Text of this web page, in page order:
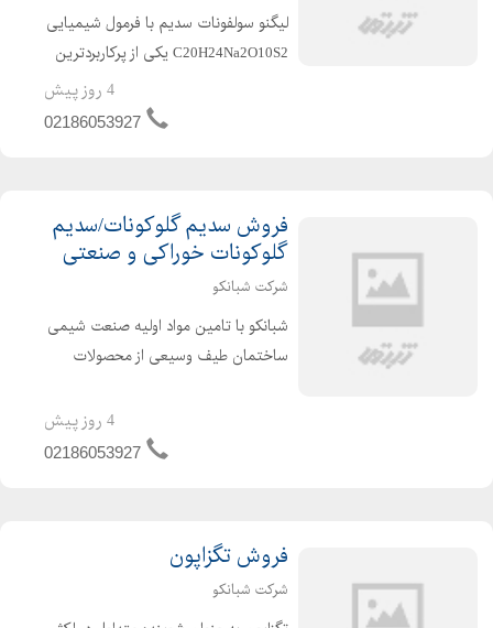
لیگنو سولفونات سدیم با فرمول شیمیایی
C20H24Na2O10S2 یکی از پرکاربردترین
مواد در صنعت شیمی ساختمان است و
یکی از مهم ترین کاربردهای آن در تولید
4 روز پیش
02186053927
فروش سدیم گلوکونات/سدیم
گلوکونات خوراکی و صنعتی
شرکت شبانکو
شبانکو با تامین مواد اولیه صنعت شیمی
ساختمان طیف وسیعی از محصولات
گلوکونات،کربوکسیلات،نفتالین،ملامین،اسید
اکریلیک،لیگنو سولفونات،مونومر
4 روز پیش
02186053927
فروش تگزاپون
شرکت شبانکو